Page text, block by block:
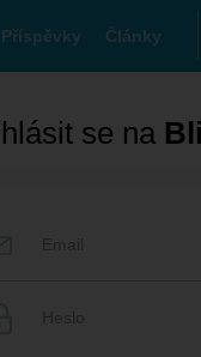
Příspěvky Články
se na